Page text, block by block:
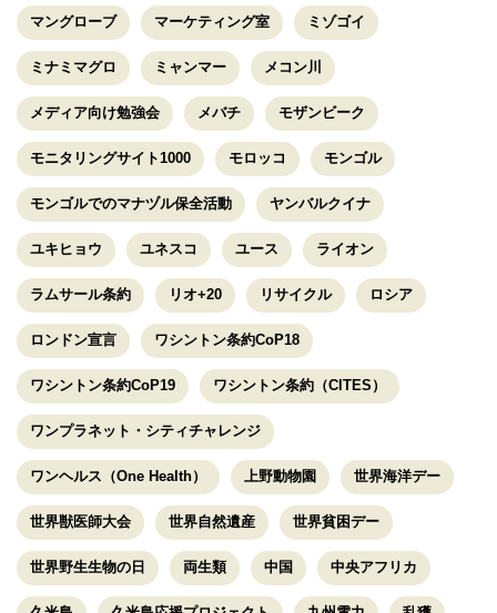
マングローブ マーケティング室 ミゾゴイ
ミナミマグロ ミャンマー メコン川
メディア向け勉強会 メバチ モザンビーク
モニタリングサイト1000 モロッコ モンゴル
モンゴルでのマナヅル保全活動 ヤンバルクイナ
ユキヒョウ ユネスコ ユース ライオン
ラムサール条約 リオ+20 リサイクル ロシア
ロンドン宣言 ワシントン条約CoP18
ワシントン条約CoP19 ワシントン条約（CITES）
ワンプラネット・シティチャレンジ
ワンヘルス（One Health） 上野動物園 世界海洋デー
世界獣医師大会 世界自然遺産 世界貧困デー
世界野生生物の日 両生類 中国 中央アフリカ